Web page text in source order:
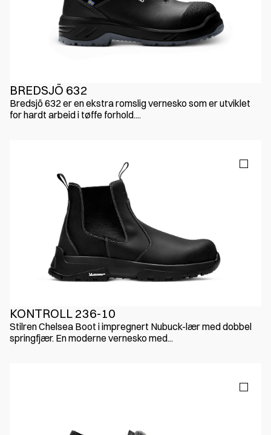
BREDSJÖ 632
Bredsjö 632 er en ekstra romslig vernesko som er utviklet
for hardt arbeid i tøffe forhold....
KONTROLL 236-10
Stilren Chelsea Boot i impregnert Nubuck-lær med dobbel
springfjær. En moderne vernesko med...